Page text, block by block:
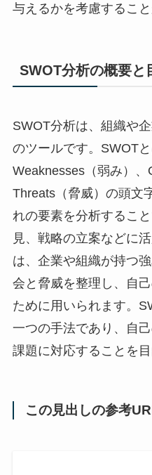
与えるかを考慮すること
SWOT分析の概要と
SWOT分析は、組織や
のツールです。SWOT
Weaknesses（弱み）、
Threats（脅威）の頭文
れの要素を分析するこ
見、戦略の立案などに
は、企業や組織が持つ
会と脅威を整理し、自
ために用いられます。
一つの手法であり、自
課題に対応することを目
この見出しの参考